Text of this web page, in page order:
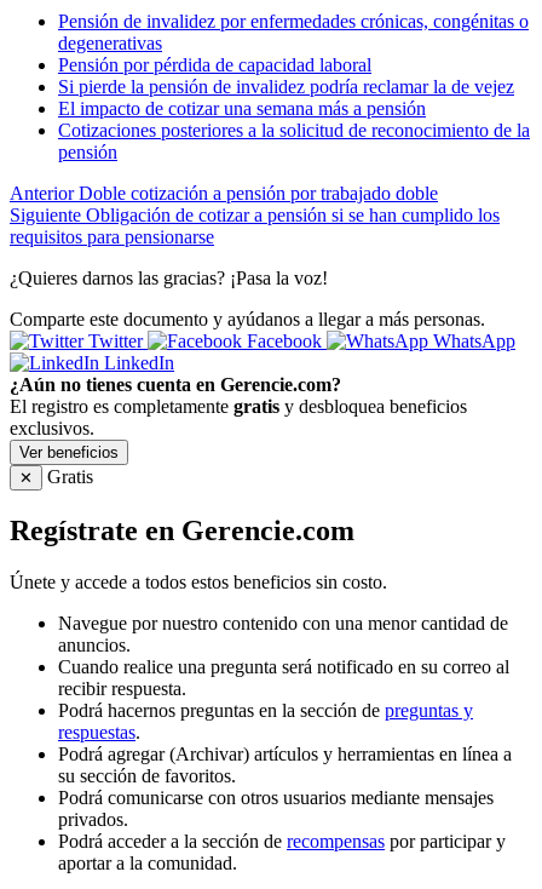
Pensión de invalidez por enfermedades crónicas, congénitas o
degenerativas
Pensión por pérdida de capacidad laboral
Si pierde la pensión de invalidez podría reclamar la de vejez
El impacto de cotizar una semana más a pensión
Cotizaciones posteriores a la solicitud de reconocimiento de la
pensión
Anterior Doble cotización a pensión por trabajado doble
Siguiente Obligación de cotizar a pensión si se han cumplido los
requisitos para pensionarse
¿Quieres darnos las gracias? ¡Pasa la voz!
Comparte este documento y ayúdanos a llegar a más personas.
Twitter
Facebook
WhatsApp
LinkedIn
¿Aún no tienes cuenta en Gerencie.com?
El registro es completamente gratis y desbloquea beneficios
exclusivos.
Ver beneficios
✕
Gratis
Regístrate en Gerencie.com
Únete y accede a todos estos beneficios sin costo.
Navegue por nuestro contenido con una menor cantidad de
anuncios.
Cuando realice una pregunta será notificado en su correo al
recibir respuesta.
Podrá hacernos preguntas en la sección de preguntas y
respuestas.
Podrá agregar (Archivar) artículos y herramientas en línea a
su sección de favoritos.
Podrá comunicarse con otros usuarios mediante mensajes
privados.
Podrá acceder a la sección de recompensas por participar y
aportar a la comunidad.